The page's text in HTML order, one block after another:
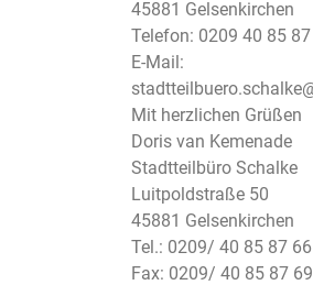
45881 Gelsenkirchen
Telefon: 0209 40 85
E-Mail:
Mit herzlichen Grüßen
Doris van Kemenade
Stadtteilbüro Schalke
Luitpoldstraße 50
45881 Gelsenkirchen
Tel.: 0209/ 40 85 87 66
Fax: 0209/ 40 85 87 69